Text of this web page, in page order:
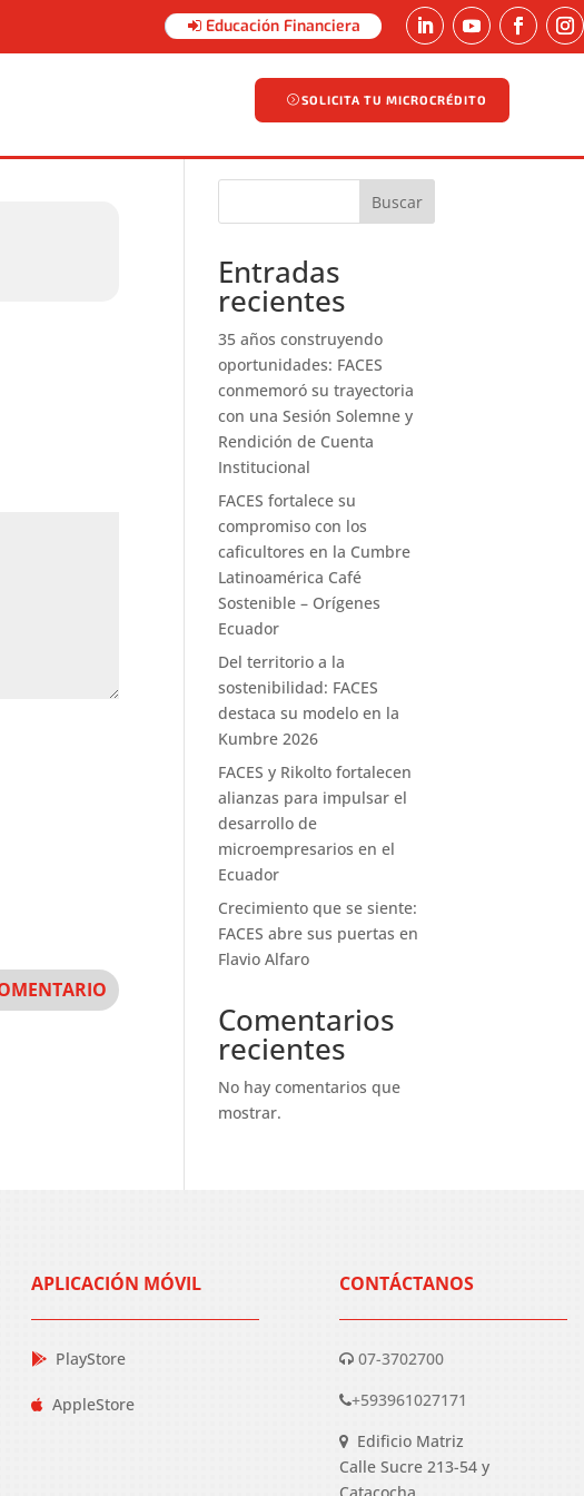
Educación Financiera
SOLICITA TU MICROCRÉDITO
SOLICITA TU MICROCRÉDITO
Buscar
Entradas
recientes
35 años construyendo
oportunidades: FACES
conmemoró su trayectoria
con una Sesión Solemne y
Rendición de Cuenta
Institucional
FACES fortalece su
compromiso con los
caficultores en la Cumbre
Latinoamérica Café
Sostenible – Orígenes
Ecuador
Del territorio a la
sostenibilidad: FACES
destaca su modelo en la
Kumbre 2026
FACES y Rikolto fortalecen
alianzas para impulsar el
desarrollo de
microempresarios en el
Ecuador
Crecimiento que se siente:
FACES abre sus puertas en
Flavio Alfaro
Comentarios
recientes
No hay comentarios que
mostrar.
APLICACIÓN MÓVIL
PlayStore
AppleStore
CONTÁCTANOS
07-3702700
+593961027171
Edificio Matriz
Calle Sucre 213-54 y